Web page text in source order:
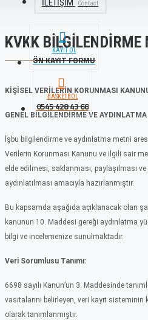
İLETIŞIM Contact
KAYIT OL
ÖN KAYIT FORMU
BASKETBOL
0545 428 43 68
KVKK BILGILENDIRME
KİŞİSEL VERİLERİN KORUNMASI
GENEL BİLGİLENDİRME VE AYDINLATMA
İşbu bilgilendirme ve aydınlatma metni
Verilerin Korunması Kanunu ve ilgili sair
elde edilmesi, saklanması, paylaşılması
aydınlatılması amacıyla hazırlanmıştır.
Bu kapsamda aşağıda açıklanacak olan
kanunun 10. Maddesi gereği aydınlatma
bilgi ve incelemenize sunulmaktadır.
Veri Sorumlusu Tanımı:
6698 sayılı Kanun’un 3. Maddesinde
vasıtalarını belirleyen, veri kayıt
olarak tanımlanmıştır.